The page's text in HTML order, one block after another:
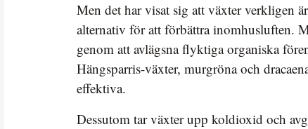
Men det har visat sig att växter verkligen
alternativ för att förbättra inomhusluften.
genom att avlägsna flyktiga organiska
Hängsparris-växter, murgröna och
effektiva.
Dessutom tar växter upp koldioxid och